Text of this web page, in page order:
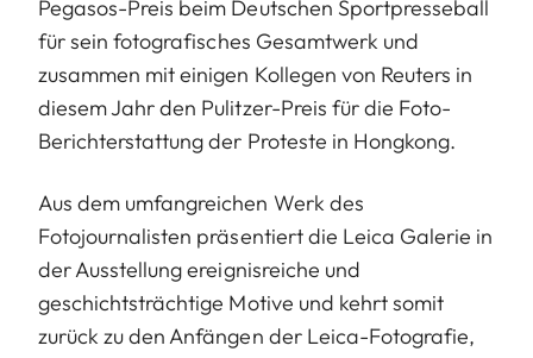
Pegasos-Preis beim Deutschen Sportpresseball
für sein fotografisches Gesamtwerk und
zusammen mit einigen Kollegen von Reuters in
diesem Jahr den Pulitzer-Preis für die Foto-
Berichterstattung der Proteste in Hongkong.
Aus dem umfangreichen Werk des
Fotojournalisten präsentiert die Leica Galerie in
der Ausstellung ereignisreiche und
geschichtsträchtige Motive und kehrt somit
zurück zu den Anfängen der Leica-Fotografie,